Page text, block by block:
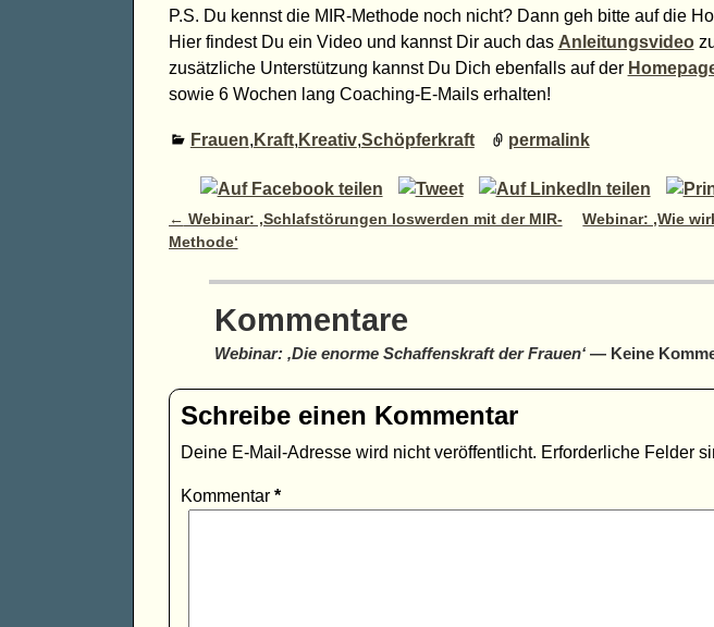
P.S. Du kennst die MIR-Methode noch nicht? Dann geh bitte auf die
Hier findest Du ein Video und kannst Dir auch das Anleitungsvideo
zusätzliche Unterstützung kannst Du Dich ebenfalls auf der
sowie 6 Wochen lang Coaching-E-Mails erhalten!
Frauen, Kraft, Kreativ,Schöpferkraft permalink
Artikelnavigation
← Webinar: ‚Schlafstörungen loswerden mit der MIR-
Methode‘
Webinar: ‚Wie
Kommentare
Webinar: ‚Die enorme Schaffenskraft der Frauen‘— Keine
Schreibe einen Kommentar
Deine E-Mail-Adresse wird nicht veröffentlicht. Erforderliche Felder
Kommentar *